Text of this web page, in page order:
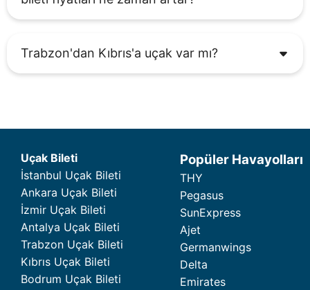
Trabzon'dan Kıbrıs'a uçak var mı?
Uçak Bileti
İstanbul Uçak Bileti
Ankara Uçak Bileti
İzmir Uçak Bileti
Antalya Uçak Bileti
Trabzon Uçak Bileti
Kıbrıs Uçak Bileti
Bodrum Uçak Bileti
Popüler Havayolları
THY
Pegasus
SunExpress
Ajet
Germanwings
Delta
Emirates